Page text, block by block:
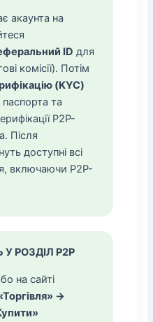
акаунта на
ID для
комісії). Потім
(KYC)
та
P2P-
Після
доступні всі
включаючи P2P-
РОЗДІЛ P2P
на сайті
→